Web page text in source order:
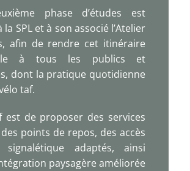
phase d’études est
la SPL et à son associé l’Atelier
afin de rendre cet itinéraire
à tous les publics et
dont la pratique quotidienne
taf.
est de proposer des services
points de repos, des accès
adaptés, ainsi
paysagère améliorée